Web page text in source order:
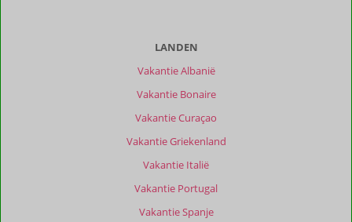
LANDEN
Vakantie Albanië
Vakantie Bonaire
Vakantie Curaçao
Vakantie Griekenland
Vakantie Italië
Vakantie Portugal
Vakantie Spanje